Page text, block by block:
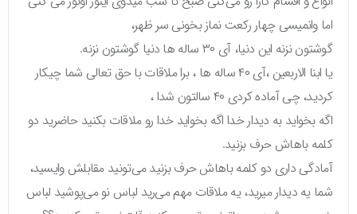
اما وانمیسی چهار رکعت نماز بخونی سر ظهر،
گوشتون نزنه این دنیا، آی ۳۰ ساله ها دنیا گوشتون نزنه.
یا ابنا الاربعین ،آی ۴۰ ساله ها ، برا ملاقات با حق تعالی شما چیکار
کردید، چی آماده کردی ۴۰ سالتون شدا ،
اگه بخواید به دیدار خدا اگه بخواید خدا رو ملاقات بکنید حاضرید دو
کلمه باهاش حرف بزنید.
آمادگی داری دو کلمه باهاش حرف بزنید می‌تونید مقابلش وایسید،
شما یه دیدار میرید، یه ملاقات مهم می‌رید لباس نو می‌پوشید لباس